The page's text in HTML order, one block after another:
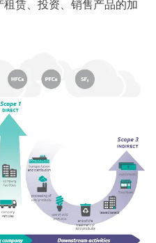
赁、投资、销售产品的加